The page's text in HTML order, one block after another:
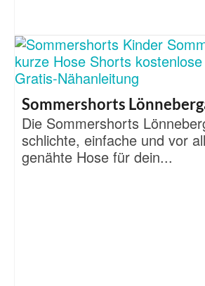
Sommershorts
Die Sommershorts
schlichte, einfache und vor
genähte Hose für dein...